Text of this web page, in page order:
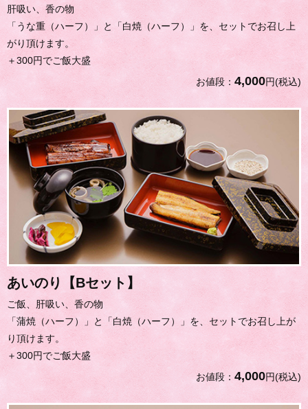
肝吸い、香の物
「うな重（ハーフ）」と「白焼（ハーフ）」を、セットでお召し上
がり頂けます。
＋300円でご飯大盛
お値段： 4,000円(税込)
あいのり【Bセット】
ご飯、肝吸い、香の物
「蒲焼（ハーフ）」と「白焼（ハーフ）」を、セットでお召し上が
り頂けます。
＋300円でご飯大盛
お値段： 4,000円(税込)